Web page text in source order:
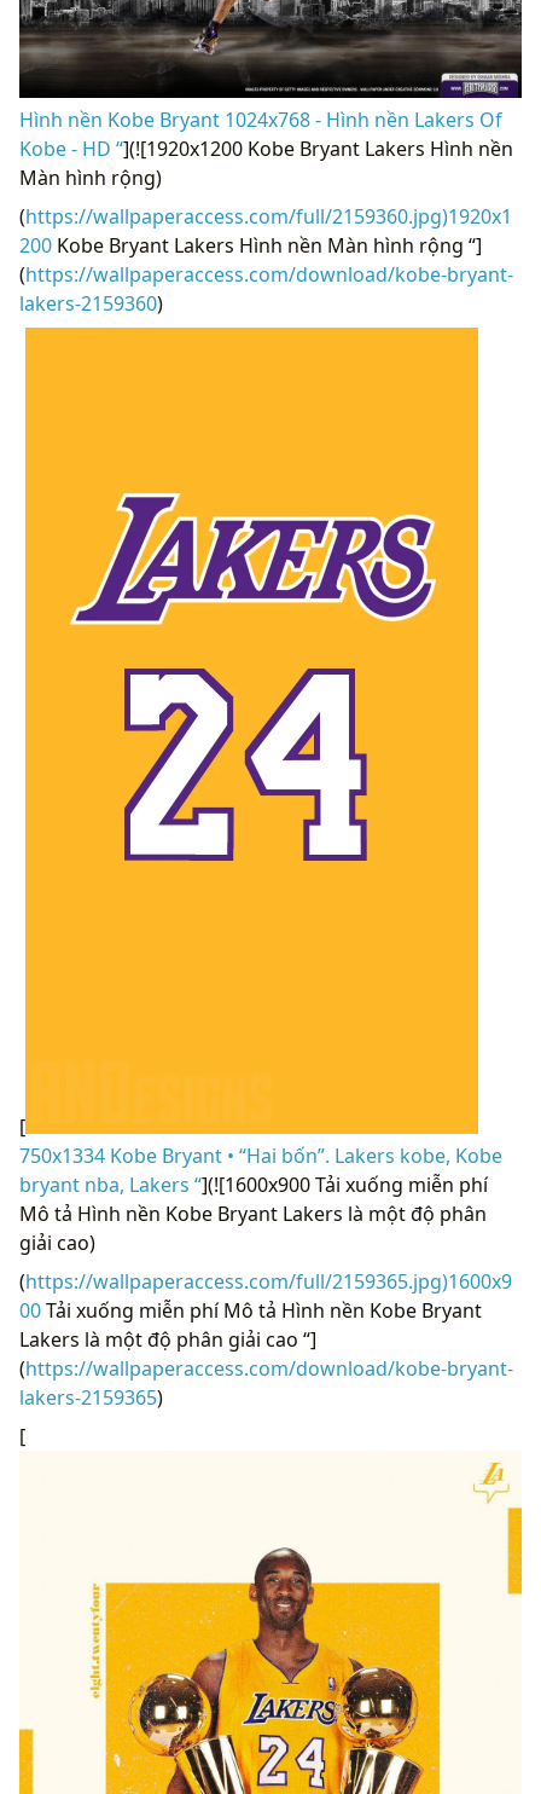
Hình nền Kobe Bryant 1024x768 - Hình nền Lakers Of
Kobe - HD “](![1920x1200 Kobe Bryant Lakers Hình nền
Màn hình rộng)
(https://wallpaperaccess.com/full/2159360.jpg)1920x1
200 Kobe Bryant Lakers Hình nền Màn hình rộng “]
(https://wallpaperaccess.com/download/kobe-bryant-
lakers-2159360)
[
750x1334 Kobe Bryant • “Hai bốn”. Lakers kobe, Kobe
bryant nba, Lakers “](![1600x900 Tải xuống miễn phí
Mô tả Hình nền Kobe Bryant Lakers là một độ phân
giải cao)
(https://wallpaperaccess.com/full/2159365.jpg)1600x9
00Tải xuống miễn phí Mô tả Hình nền Kobe Bryant
Lakers là một độ phân giải cao “]
(https://wallpaperaccess.com/download/kobe-bryant-
lakers-2159365)
[